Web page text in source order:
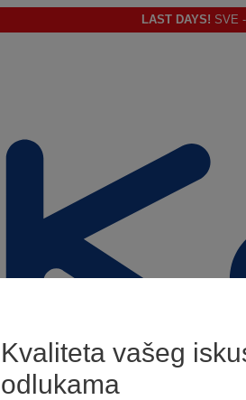
LAST DAYS! SVE
Kvaliteta vašeg
odlukama